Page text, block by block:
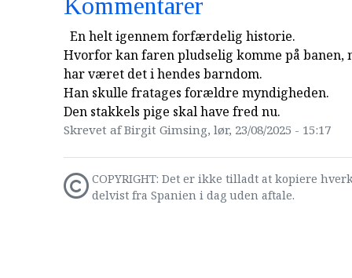
En helt igennem forfærdelig historie.
Hvorfor kan faren pludselig komme på banen,
har været det i hendes barndom.
Han skulle fratages forældre myndigheden.
Den stakkels pige skal have fred nu.
Skrevet af Birgit Gimsing, lør, 23/08/2025 - 15:17
COPYRIGHT: Det er ikke tilladt at kopiere
delvist fra Spanien i dag uden aftale.